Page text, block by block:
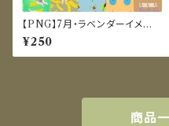
【PNG】7月・ラベンダーイメー
ジのデジタルペーパー｜シーム
レスパターン素材5選
¥250
商品